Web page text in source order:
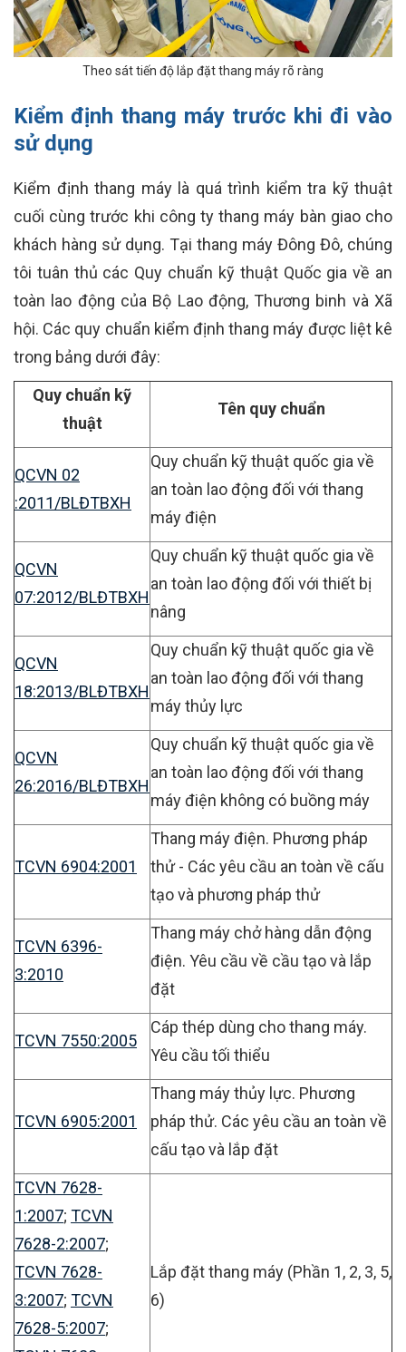
Theo sát tiến độ lắp đặt thang máy rõ ràng
Kiểm định thang máy trước khi đi vào
sử dụng
Kiểm định thang máy là quá trình kiểm tra kỹ thuật
cuối cùng trước khi công ty thang máy bàn giao cho
khách hàng sử dụng. Tại thang máy Đông Đô, chúng
tôi tuân thủ các Quy chuẩn kỹ thuật Quốc gia về an
toàn lao động của Bộ Lao động, Thương binh và Xã
hội. Các quy chuẩn kiểm định thang máy được liệt kê
trong bảng dưới đây:
Quy chuẩn kỹ
thuật
Tên quy chuẩn
QCVN 02
:2011/BLĐTBXH
Quy chuẩn kỹ thuật quốc gia về
an toàn lao động đối với thang
máy điện
QCVN
07:2012/BLĐTBXH
Quy chuẩn kỹ thuật quốc gia về
an toàn lao động đối với thiết bị
nâng
QCVN
18:2013/BLĐTBXH
Quy chuẩn kỹ thuật quốc gia về
an toàn lao động đối với thang
máy thủy lực
QCVN
26:2016/BLĐTBXH
Quy chuẩn kỹ thuật quốc gia về
an toàn lao động đối với thang
máy điện không có buồng máy
TCVN 6904:2001
Thang máy điện. Phương pháp
thử - Các yêu cầu an toàn về cấu
tạo và phương pháp thử
TCVN 6396-
3:2010
Thang máy chở hàng dẫn động
điện. Yêu cầu về cầu tạo và lắp
đặt
TCVN 7550:2005
Cáp thép dùng cho thang máy.
Yêu cầu tối thiểu
TCVN 6905:2001
Thang máy thủy lực. Phương
pháp thử. Các yêu cầu an toàn về
cấu tạo và lắp đặt
TCVN 7628-
1:2007; TCVN
7628-2:2007;
TCVN 7628-
3:2007; TCVN
7628-5:2007;
Lắp đặt thang máy (Phần 1, 2, 3, 5,
6)